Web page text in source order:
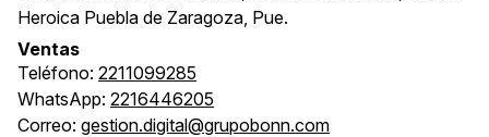
Heroica Puebla de Zaragoza, Pue.
Ventas
Teléfono: 2211099285
WhatsApp: 2216446205
Correo: gestion.digital@grupobonn.com